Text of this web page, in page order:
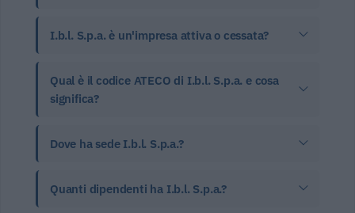
I.b.l. S.p.a. è un'impresa attiva o cessata?
Qual è il codice ATECO di I.b.l. S.p.a. e cosa
significa?
Dove ha sede I.b.l. S.p.a.?
Quanti dipendenti ha I.b.l. S.p.a.?